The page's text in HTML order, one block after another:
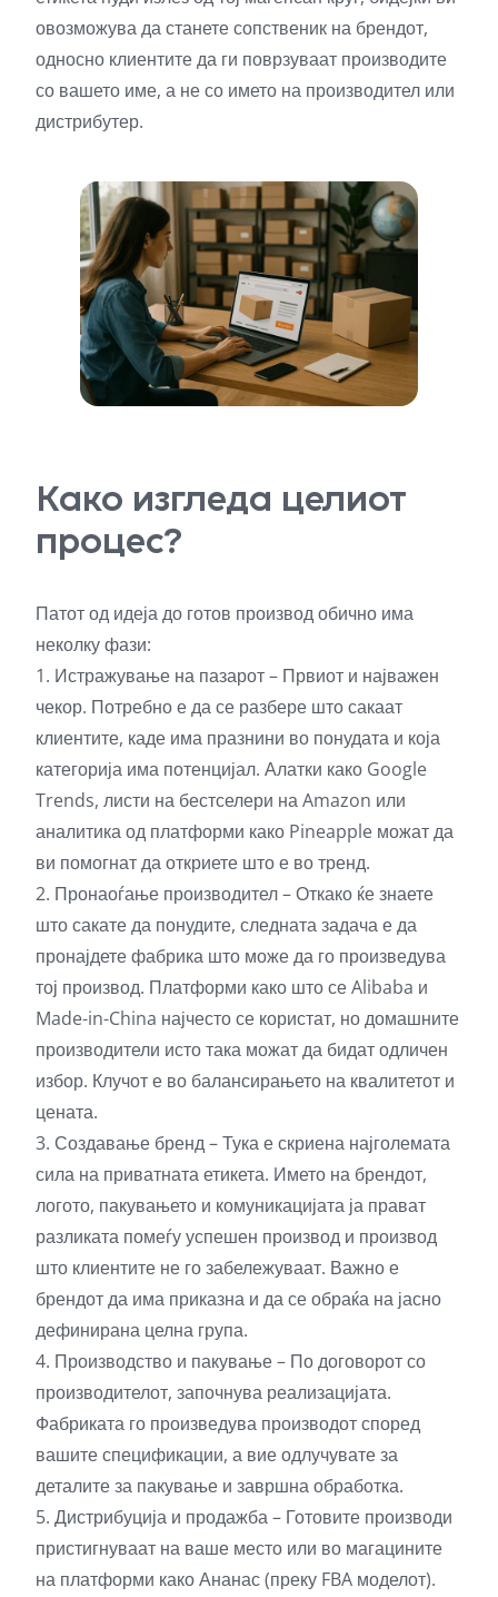
овозможува да станете сопственик на брендот,
односно клиентите да ги поврзуваат производите
со вашето име, а не со името на производител или
дистрибутер.
Како изгледа целиот
процес?
Патот од идеја до готов производ обично има
неколку фази:
1. Истражување на пазарот – Првиот и најважен
чекор. Потребно е да се разбере што сакаат
клиентите, каде има празнини во понудата и која
категорија има потенцијал. Алатки како Google
Trends, листи на бестселери на Amazon или
аналитика од платформи како Pineapple можат да
ви помогнат да откриете што е во тренд.
2. Пронаоѓање производител – Откако ќе знаете
што сакате да понудите, следната задача е да
пронајдете фабрика што може да го произведува
тој производ. Платформи како што се Alibaba и
Made-in-China најчесто се користат, но домашните
производители исто така можат да бидат одличен
избор. Клучот е во балансирањето на квалитетот и
цената.
3. Создавање бренд – Тука е скриена најголемата
сила на приватната етикета. Името на брендот,
логото, пакувањето и комуникацијата ја прават
разликата помеѓу успешен производ и производ
што клиентите не го забележуваат. Важно е
брендот да има приказна и да се обраќа на јасно
дефинирана целна група.
4. Производство и пакување – По договорот со
производителот, започнува реализацијата.
Фабриката го произведува производот според
вашите спецификации, а вие одлучувате за
деталите за пакување и завршна обработка.
5. Дистрибуција и продажба – Готовите производи
пристигнуваат на ваше место или во магацините
на платформи како Ананас (преку FBA моделот).